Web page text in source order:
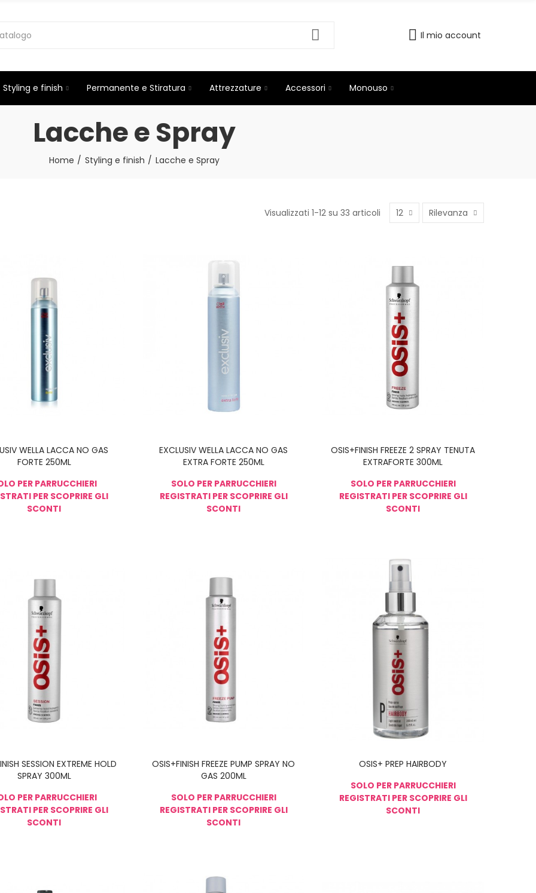
Il mio account
Styling e finish Permanente e Stiratura Attrezzature Accessori Monouso
Lacche e Spray
Home Styling e finish Lacche e Spray
Visualizzati 1-12 su 33 articoli 12 Rilevanza
WELLA LACCA NO GAS
FORTE 250ML
PER PARRUCCHIERI
PER SCOPRIRE GLI
SCONTI
EXCLUSIV WELLA LACCA NO GAS
EXTRA FORTE 250ML
SOLO PER PARRUCCHIERI
REGISTRATI PER SCOPRIRE GLI
SCONTI
OSIS+FINISH FREEZE 2 SPRAY TENUTA
EXTRAFORTE 300ML
SOLO PER PARRUCCHIERI
REGISTRATI PER SCOPRIRE GLI
SCONTI
SESSION EXTREME HOLD
SPRAY 300ML
PER PARRUCCHIERI
PER SCOPRIRE GLI
SCONTI
OSIS+FINISH FREEZE PUMP SPRAY NO
GAS 200ML
SOLO PER PARRUCCHIERI
REGISTRATI PER SCOPRIRE GLI
SCONTI
OSIS+ PREP HAIRBODY
SOLO PER PARRUCCHIERI
REGISTRATI PER SCOPRIRE GLI
SCONTI